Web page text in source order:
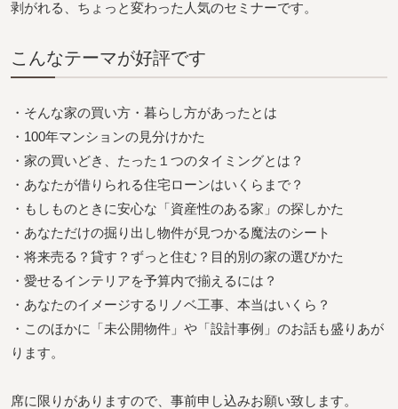
剥がれる、ちょっと変わった人気のセミナーです。
こんなテーマが好評です
・そんな家の買い方・暮らし方があったとは
・100年マンションの見分けかた
・家の買いどき、たった１つのタイミングとは？
・あなたが借りられる住宅ローンはいくらまで？
・もしものときに安心な「資産性のある家」の探しかた
・あなただけの掘り出し物件が見つかる魔法のシート
・将来売る？貸す？ずっと住む？目的別の家の選びかた
・愛せるインテリアを予算内で揃えるには？
・あなたのイメージするリノベ工事、本当はいくら？
・このほかに「未公開物件」や「設計事例」のお話も盛りあが
ります。
席に限りがありますので、事前申し込みお願い致します。